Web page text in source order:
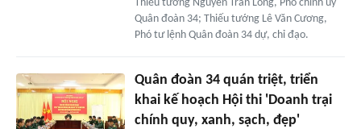
Thiếu tướng Nguyễn Trần Long, Phó chính ủy
Quân đoàn 34; Thiếu tướng Lê Văn Cương,
Phó tư lệnh Quân đoàn 34 dự, chỉ đạo.
Quân đoàn 34 quán triệt, triển
khai kế hoạch Hội thi 'Doanh trại
chính quy, xanh, sạch, đẹp'